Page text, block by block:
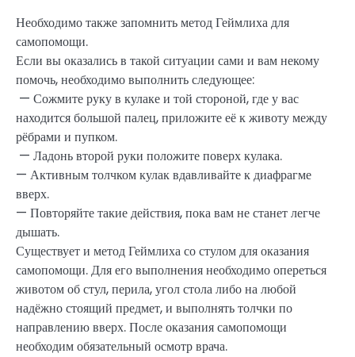
Необходимо также запомнить метод Геймлиха для
самопомощи.
Если вы оказались в такой ситуации сами и вам некому
помочь, необходимо выполнить следующее:
— Сожмите руку в кулаке и той стороной, где у вас
находится большой палец, приложите её к животу между
рёбрами и пупком.
— Ладонь второй руки положите поверх кулака.
— Активным толчком кулак вдавливайте к диафрагме
вверх.
— Повторяйте такие действия, пока вам не станет легче
дышать.
Существует и метод Геймлиха со стулом для оказания
самопомощи. Для его выполнения необходимо опереться
животом об стул, перила, угол стола либо на любой
надёжно стоящий предмет, и выполнять толчки по
направлению вверх. После оказания самопомощи
необходим обязательный осмотр врача.